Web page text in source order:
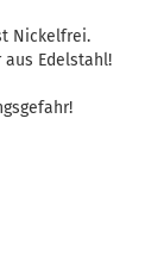
Nickelfrei.
Edelstahl!